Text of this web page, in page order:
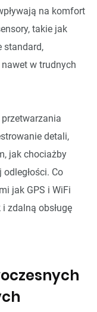
na komfort
takie jak
standard,
w trudnych
detali,
jak chociażby
Co
jak GPS i WiFi
zdalną obsługę